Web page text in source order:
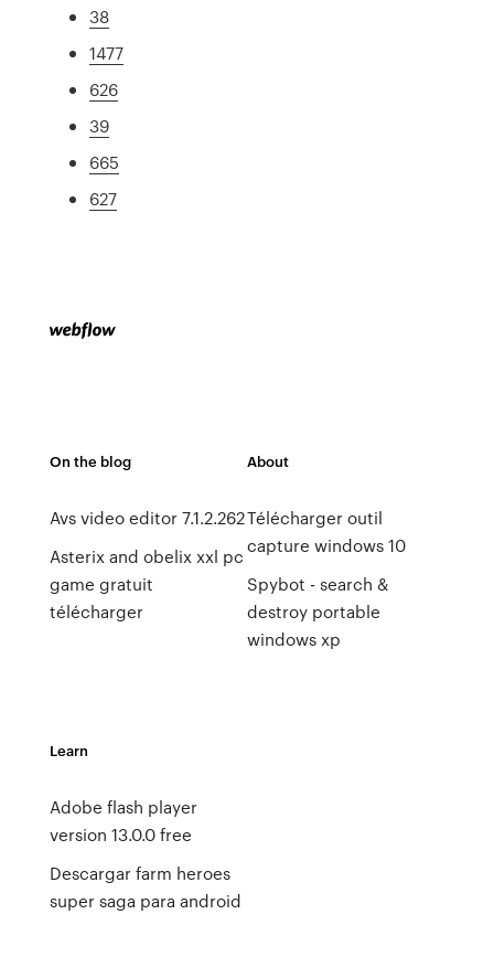
38
1477
626
39
665
627
On the blog
Avs video editor 7.1.2.262
Asterix and obelix xxl pc
game gratuit
télécharger
About
Télécharger outil
capture windows 10
Spybot - search &
destroy portable
windows xp
Learn
Adobe flash player
version 13.0.0 free
Descargar farm heroes
super saga para android